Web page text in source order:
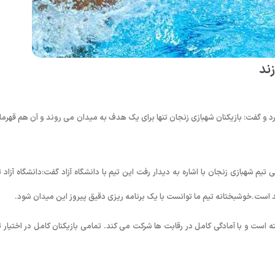
و گفت: بازیکنان شهبازی زنجان تنها برای یک هدف به میدان می روند و آن هم
شهبازی زنجان با اشاره به دیدار رفت این تیم با دانشگاه آزاد گفت:دانشگاه آزاد
است.خوشبختانه تیم ما توانست با یک برنامه ریزی دقیق پیروز این میدان شود.
و با آمادگی کامل در رقابت ها شرکت می کند. تمامی بازیکنان کامل در اختیار